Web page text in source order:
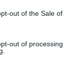
out of the Sale of
out of